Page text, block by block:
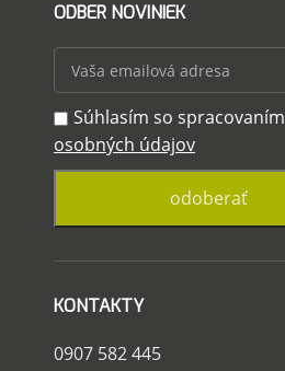
ODBER NOVINIEK
Súhlasím so spracovaním
osobných údajov
KONTAKTY
0907 582 445